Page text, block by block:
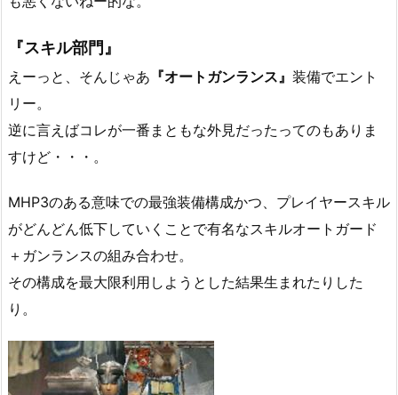
『スキル部門』
えーっと、そんじゃあ 『オートガンランス』 装備でエント
リー。
逆に言えばコレが一番まともな外見だったってのもありま
すけど・・・。
MHP3のある意味での最強装備構成かつ、プレイヤースキル
がどんどん低下していくことで有名なスキルオートガード
＋ガンランスの組み合わせ。
その構成を最大限利用しようとした結果生まれたりした
り。